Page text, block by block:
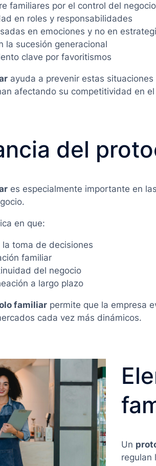
familiares por el control del negocio
en roles y responsabilidades
en emociones y no en
la sucesión generacional
clave por favoritismos
ayuda a prevenir estas
afectando su competitividad en
del
es especialmente importante en
en que:
la toma de decisiones
familiar
del negocio
a largo plazo
familiar permite que la empresa
cada vez más dinámicos.
Un
regulan